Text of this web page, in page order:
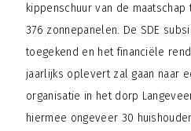
kippenschuur van de
376 zonnepanelen. De SDE
toegekend en het financiële
jaarlijks oplevert zal gaan naar
organisatie in het dorp
hiermee ongeveer 30